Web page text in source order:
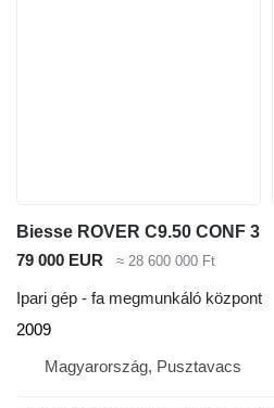
Biesse ROVER C9.50 CONF 3
79 000 EUR
≈ 28 600 000 Ft
Ipari gép - fa megmunkáló központ
2009
Magyarország, Pusztavacs